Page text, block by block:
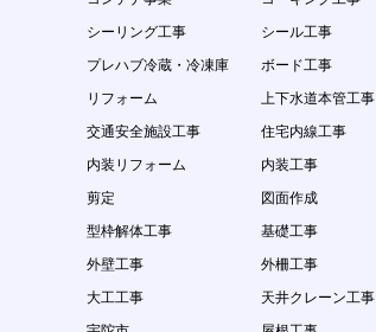
シーリング工事
シール工事
プレハブ冷蔵・冷凍庫
ボード工事
リフォーム
上下水道本管工事
交通安全施設工事
住宅内線工事
内装リフォーム
内装工事
剪定
図面作成
型枠解体工事
基礎工事
外壁工事
外柵工事
大工工事
天井クレーン工事